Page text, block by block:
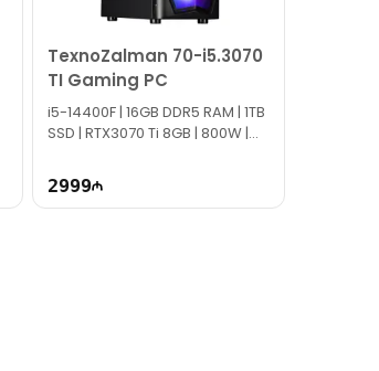
TexnoZalman 70-i5.3070
TI Gaming PC
i5-14400F | 16GB DDR5 RAM | 1TB
SSD | RTX3070 Ti 8GB | 800W |
2999